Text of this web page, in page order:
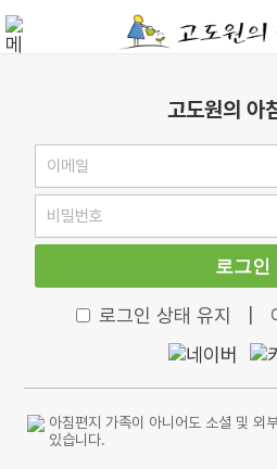
고도원의 아
로그인
로그인 상태 유지
아침편지 가족이 아니어도 소셜 및 외
있습니다.